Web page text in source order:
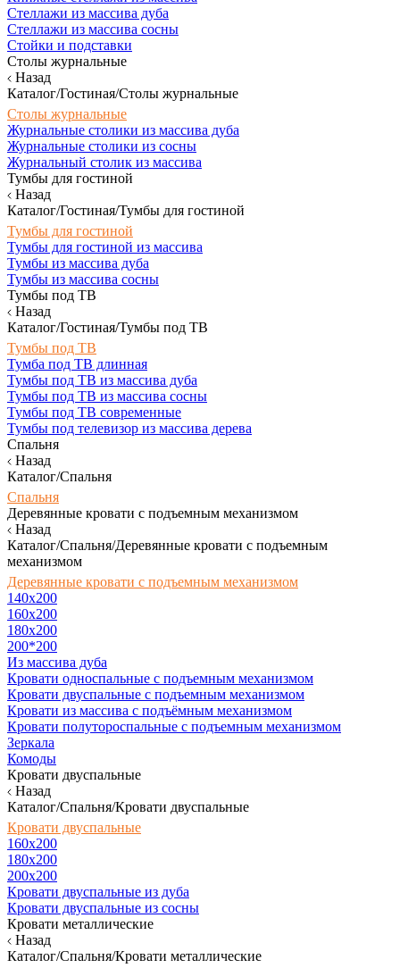
Стеллажи из массива дуба
Стеллажи из массива сосны
Стойки и подставки
Столы журнальные
Назад
Каталог/Гостиная/Столы журнальные
Столы журнальные
Журнальные столики из массива дуба
Журнальные столики из сосны
Журнальный столик из массива
Тумбы для гостиной
Назад
Каталог/Гостиная/Тумбы для гостиной
Тумбы для гостиной
Тумбы для гостиной из массива
Тумбы из массива дуба
Тумбы из массива сосны
Тумбы под ТВ
Назад
Каталог/Гостиная/Тумбы под ТВ
Тумбы под ТВ
Тумба под ТВ длинная
Тумбы под ТВ из массива дуба
Тумбы под ТВ из массива сосны
Тумбы под ТВ современные
Тумбы под телевизор из массива дерева
Спальня
Назад
Каталог/Спальня
Спальня
Деревянные кровати с подъемным механизмом
Назад
Каталог/Спальня/Деревянные кровати с подъемным
механизмом
Деревянные кровати с подъемным механизмом
140x200
160х200
180х200
200*200
Из массива дуба
Кровати односпальные с подъемным механизмом
Кровати двуспальные с подъемным механизмом
Кровати из массива с подъёмным механизмом
Кровати полутороспальные с подъемным механизмом
Зеркала
Комоды
Кровати двуспальные
Назад
Каталог/Спальня/Кровати двуспальные
Кровати двуспальные
160х200
180x200
200x200
Кровати двуспальные из дуба
Кровати двуспальные из сосны
Кровати металлические
Назад
Каталог/Спальня/Кровати металлические